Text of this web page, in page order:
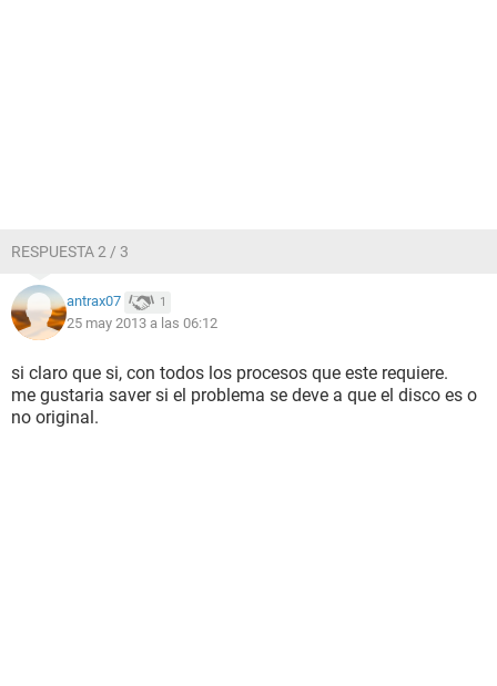
RESPUESTA 2 / 3
antrax07 1
25 may 2013 a las 06:12
si claro que si, con todos los procesos que este requiere.
me gustaria saver si el problema se deve a que el disco es o
no original.